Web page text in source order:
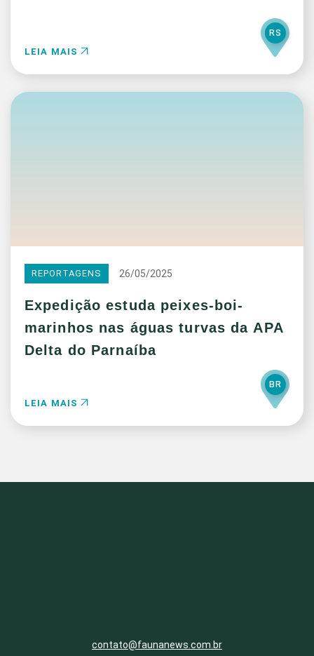
LEIA MAIS
RS
REPORTAGENS 26/05/2025
Expedição estuda peixes-boi-
marinhos nas águas turvas da APA
Delta do Parnaíba
LEIA MAIS
BR
contato@faunanews.com.br